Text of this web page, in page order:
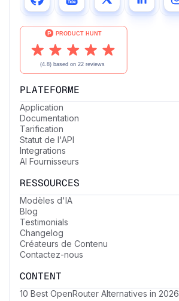
PLATEFORME
Application
Documentation
Tarification
Statut de l'API
Integrations
AI Fournisseurs
RESSOURCES
Modèles d'IA
Blog
Testimonials
Changelog
Créateurs de Contenu
Contactez-nous
CONTENT
10 Best OpenRouter Alternatives in 2026